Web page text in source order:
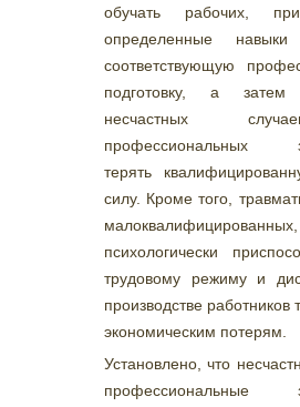
обучать рабочих,
определенные
соответствующую
подготовку, а затем
несчастных
профессиональных
терять
силу. Кроме того,
психологически
трудовому режиму и
производстве работников
экономическим потерям.
Установлено, что
профессиональные